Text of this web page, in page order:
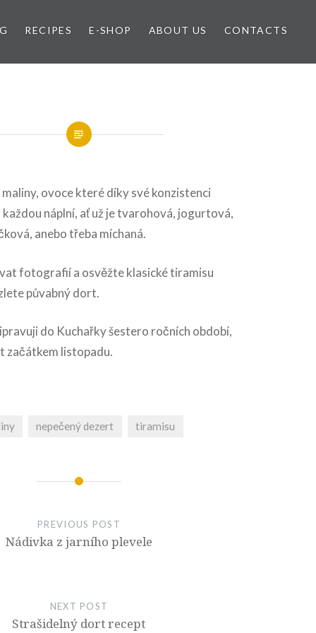
RECIPES E-SHOP ABOUT US CONTACTS
ovoce které díky své konzistenci
každou náplní, ať už je tvarohová, jogurtová,
anebo třeba míchaná.
fotografií a osvěžte klasické tiramisu
půvabný dort.
do Kuchařky šestero ročních období,
začátkem listopadu.
nepečený dezert tiramisu
PREVIOUS POST
Nádivka z jarního plevele
NEXT POST
Strašidelný dort recept